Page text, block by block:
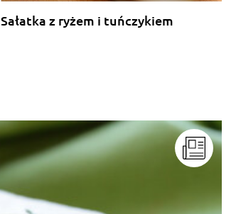
Sałatka z ryżem i tuńczykiem